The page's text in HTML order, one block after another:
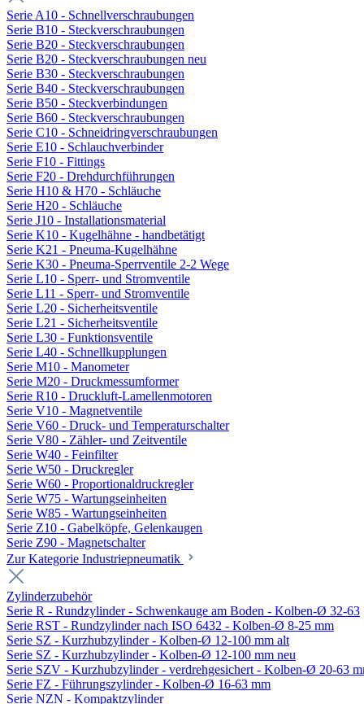
Serie A10 - Schnellverschraubungen
Serie B10 - Steckverschraubungen
Serie B20 - Steckverschraubungen
Serie B20 - Steckverschraubungen neu
Serie B30 - Steckverschraubungen
Serie B40 - Steckverschraubungen
Serie B50 - Steckverbindungen
Serie B60 - Steckverschraubungen
Serie C10 - Schneidringverschraubungen
Serie E10 - Schlauchverbinder
Serie F10 - Fittings
Serie F20 - Drehdurchführungen
Serie H10 & H70 - Schläuche
Serie H20 - Schläuche
Serie J10 - Installationsmaterial
Serie K10 - Kugelhähne - handbetätigt
Serie K21 - Pneuma-Kugelhähne
Serie K30 - Pneuma-Sperrventile 2-2 Wege
Serie L10 - Sperr- und Stromventile
Serie L11 - Sperr- und Stromventile
Serie L20 - Sicherheitsventile
Serie L21 - Sicherheitsventile
Serie L30 - Funktionsventile
Serie L40 - Schnellkupplungen
Serie M10 - Manometer
Serie M20 - Druckmessumformer
Serie R10 - Druckluft-Lamellenmotoren
Serie V10 - Magnetventile
Serie V60 - Druck- und Temperaturschalter
Serie V80 - Zähler- und Zeitventile
Serie W40 - Feinfilter
Serie W50 - Druckregler
Serie W60 - Proportionaldruckregler
Serie W75 - Wartungseinheiten
Serie W85 - Wartungseinheiten
Serie Z10 - Gabelköpfe, Gelenkaugen
Serie Z90 - Magnetschalter
Zur Kategorie Industriepneumatik
Zylinderzubehör
Serie R - Rundzylinder - Schwenkauge am Boden - Kolben-Ø 32-63
Serie RST - Rundzylinder nach ISO 6432 - Kolben-Ø 8-25 mm
Serie SZ - Kurzhubzylinder - Kolben-Ø 12-100 mm alt
Serie SZ - Kurzhubzylinder - Kolben-Ø 12-100 mm neu
Serie SZV - Kurzhubzylinder - verdrehgesichert - Kolben-Ø 20-63
Serie FZ - Führungszylinder - Kolben-Ø 16-63 mm
Serie NZN - Kompaktzylinder